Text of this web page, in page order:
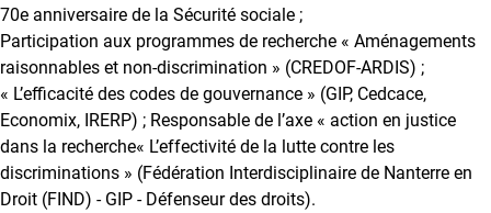
70e anniversaire de la Sécurité sociale ;
Participation aux programmes de recherche « Aménagements
raisonnables et non-discrimination » (CREDOF-ARDIS) ;
« L’efficacité des codes de gouvernance » (GIP, Cedcace,
Economix, IRERP) ; Responsable de l’axe « action en justice
dans la recherche« L’effectivité de la lutte contre les
discriminations » (Fédération Interdisciplinaire de Nanterre en
Droit (FIND) - GIP - Défenseur des droits).